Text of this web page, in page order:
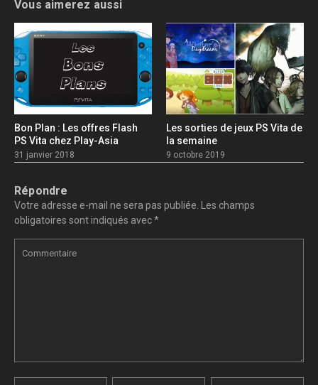
Vous aimerez aussi
Bon Plan : Les offres Flash
PS Vita chez Play-Asia
31 janvier 2018
Les sorties de jeux PS Vita de
la semaine
9 octobre 2019
Répondre
Votre adresse e-mail ne sera pas publiée. Les champs
obligatoires sont indiqués avec*